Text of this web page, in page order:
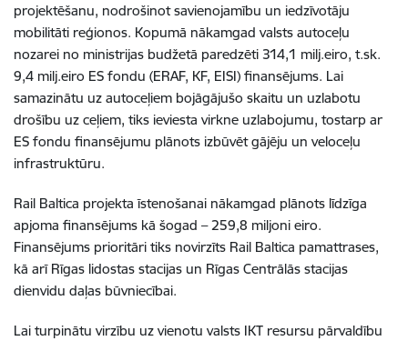
projektēšanu, nodrošinot savienojamību un iedzīvotāju
mobilitāti reģionos. Kopumā nākamgad valsts autoceļu
nozarei no ministrijas budžetā paredzēti 314,1 milj.eiro, t.sk.
9,4 milj.eiro ES fondu (ERAF, KF, EISI) finansējums. Lai
samazinātu uz autoceļiem bojāgājušo skaitu un uzlabotu
drošību uz ceļiem, tiks ieviesta virkne uzlabojumu, tostarp ar
ES fondu finansējumu plānots izbūvēt gājēju un veloceļu
infrastruktūru.
Rail Baltica projekta īstenošanai nākamgad plānots līdzīga
apjoma finansējums kā šogad – 259,8 miljoni eiro.
Finansējums prioritāri tiks novirzīts Rail Baltica pamattrases,
kā arī Rīgas lidostas stacijas un Rīgas Centrālās stacijas
dienvidu daļas būvniecībai.
Lai turpinātu virzību uz vienotu valsts IKT resursu pārvaldību